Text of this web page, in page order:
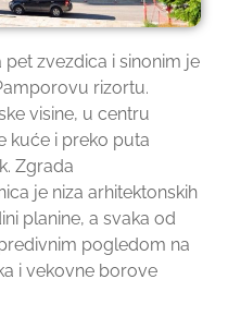
pet zvezdica i sinonim je
rizortu.
visine, u centru
kuće i preko puta
Zgrada
je niza arhitektonskih
planine, a svaka od
pogledom na
i vekovne borove